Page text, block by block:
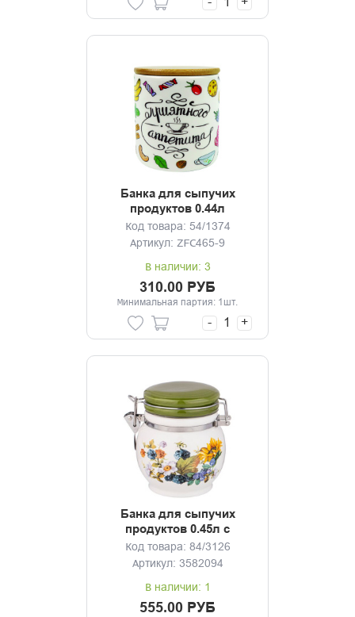
Банка для сыпучих
продуктов 0.44л
Приятного аппетита
Код товара: 54/1374
Артикул: ZFC465-9
В наличии: 3
310.00 РУБ
Минимальная партия: 1шт.
- +
Банка для сыпучих
продуктов 0.45л с
клипсой Урожай
Код товара: 84/3126
Артикул: 3582094
В наличии: 1
555.00 РУБ